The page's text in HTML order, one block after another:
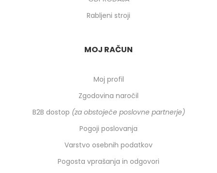
Rabljeni stroji
MOJ RAČUN
Moj profil
Zgodovina naročil
B2B dostop (za obstoječe poslovne partnerje)
Pogoji poslovanja
Varstvo osebnih podatkov
Pogosta vprašanja in odgovori